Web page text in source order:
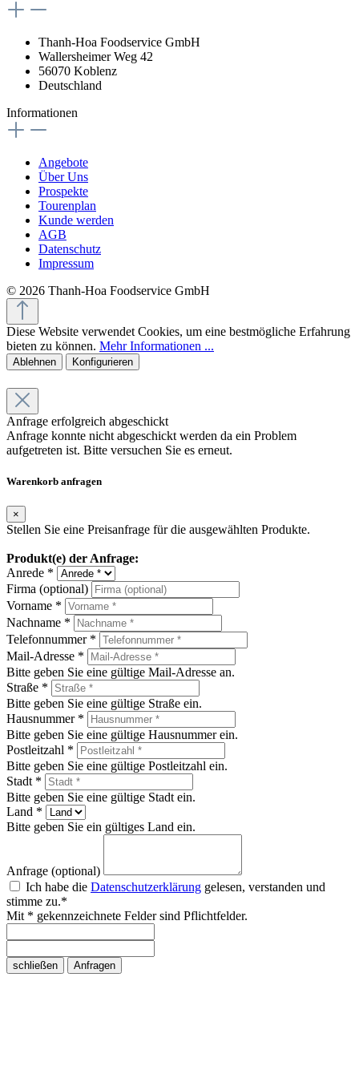
Thanh-Hoa Foodservice GmbH
Wallersheimer Weg 42
56070 Koblenz
Deutschland
Informationen
Angebote
Über Uns
Prospekte
Tourenplan
Kunde werden
AGB
Datenschutz
Impressum
© 2026 Thanh-Hoa Foodservice GmbH
Diese Website verwendet Cookies, um eine bestmögliche Erfahrung
bieten zu können. Mehr Informationen ...
Ablehnen Konfigurieren
Anfrage erfolgreich abgeschickt
Anfrage konnte nicht abgeschickt werden da ein Problem
aufgetreten ist. Bitte versuchen Sie es erneut.
Warenkorb anfragen
×
Stellen Sie eine Preisanfrage für die ausgewählten Produkte.
Produkt(e) der Anfrage:
Anrede *
Firma (optional)
Vorname *
Nachname *
Telefonnummer *
Mail-Adresse *
Bitte geben Sie eine gültige Mail-Adresse an.
Straße *
Bitte geben Sie eine gültige Straße ein.
Hausnummer *
Bitte geben Sie eine gültige Hausnummer ein.
Postleitzahl *
Bitte geben Sie eine gültige Postleitzahl ein.
Stadt *
Bitte geben Sie eine gültige Stadt ein.
Land *
Bitte geben Sie ein gültiges Land ein.
Anfrage (optional)
Ich habe die Datenschutzerklärung gelesen, verstanden und
stimme zu.*
Mit * gekennzeichnete Felder sind Pflichtfelder.
schließen Anfragen